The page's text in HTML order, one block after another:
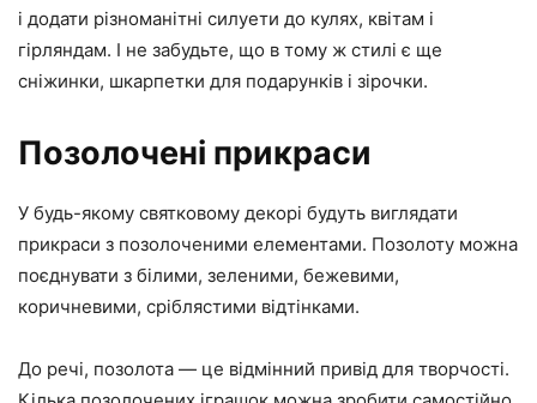
і додати різноманітні силуети до кулях, квітам і
гірляндам. І не забудьте, що в тому ж стилі є ще
сніжинки, шкарпетки для подарунків і зірочки.
Позолочені прикраси
У будь-якому святковому декорі будуть виглядати
прикраси з позолоченими елементами. Позолоту можна
поєднувати з білими, зеленими, бежевими,
коричневими, сріблястими відтінками.
До речі, позолота — це відмінний привід для творчості.